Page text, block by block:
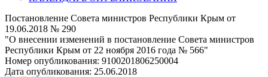
Постановление Совета министров Республики Крым от
19.06.2018 № 290
"О внесении изменений в постановление Совета министров
Республики Крым от 22 ноября 2016 года № 566"
Номер опубликования: 9100201806250004
Дата опубликования: 25.06.2018